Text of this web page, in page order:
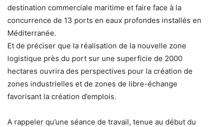
destination commerciale maritime et faire face à la
concurrence de 13 ports en eaux profondes installés en
Méditerranée.
Et de préciser que la réalisation de la nouvelle zone
logistique près du port sur une superficie de 2000
hectares ouvrira des perspectives pour la création de
zones industrielles et de zones de libre-échange
favorisant la création d’emplois.
A rappeler qu’une séance de travail, tenue au début du